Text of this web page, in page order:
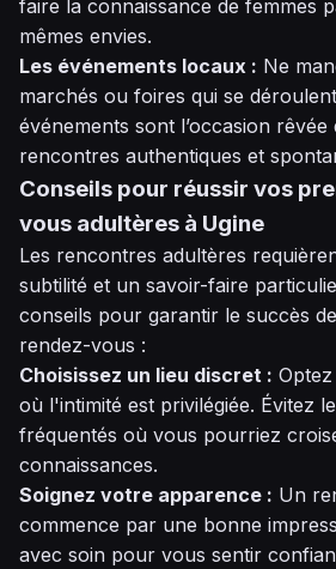
faire la connaissance de femmes
mêmes envies.
Les événements locaux : Ne
marchés ou foires qui se
événements sont l’occasion rêvée
rencontres authentiques et
Conseils pour réussir vos
vous adultères à Ugine
Les rencontres adultères
subtilité et un savoir-faire
conseils pour garantir le succès
rendez-vous :
Choisissez un lieu discret :
où l'intimité est privilégiée. Évitez
fréquentés où vous pourriez
connaissances.
Soignez votre apparence : Un
commence par une bonne
avec soin pour vous sentir